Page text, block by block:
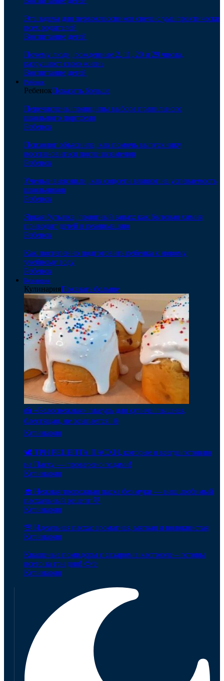
Эта задача для первоклассников свела с ума практически
всех родителей
Воспитание детей
Почему люди, рожденные 2, 11, 20 и 29 числа,
разрушают свою жизнь
Воспитание детей
Ребенок
РебенокПоказать больше
Перечислены принципы выбора правильного
школьного портфеля
Ребенок
Психолог объяснила, как помочь выпускнику
восстановиться после экзаменов
Ребенок
Ученые выяснили, как соцсети влияют на успеваемость
школьников
Ребенок
Яркая бутылка, приятный запах: как бытовая химия
приводит детей в реанимацию
Ребенок
Как постепенно подготовить ребенка к новому
учебному году
Ребенок
Кулинария
КулинарияПоказать больше
🍰 «Белоснежная» глазурь для кулича: пышная,
блестящая, не осыпается! ❄️
Кулинария
🕊️ ТРИ РЕЦЕПТА ПАСХИ, которые я всегда готовлю
на Пасху — проверено годами!
Кулинария
🧁 Нежная творожная пасха без муки — наш любимый
пасхальный рецепт 💛
Кулинария
🌸 Идеальная пасха: ароматная, мягкая и волокнистая
Кулинария
Квашеные помидоры с сахаром в кастрюле – готовы
всего за три дня! 🍅✨
Кулинария